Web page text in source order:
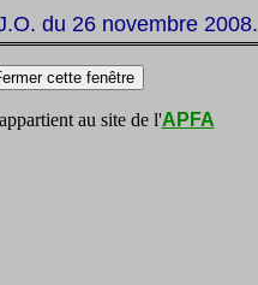
du 26 novembre 2008.
au site de l'APFA